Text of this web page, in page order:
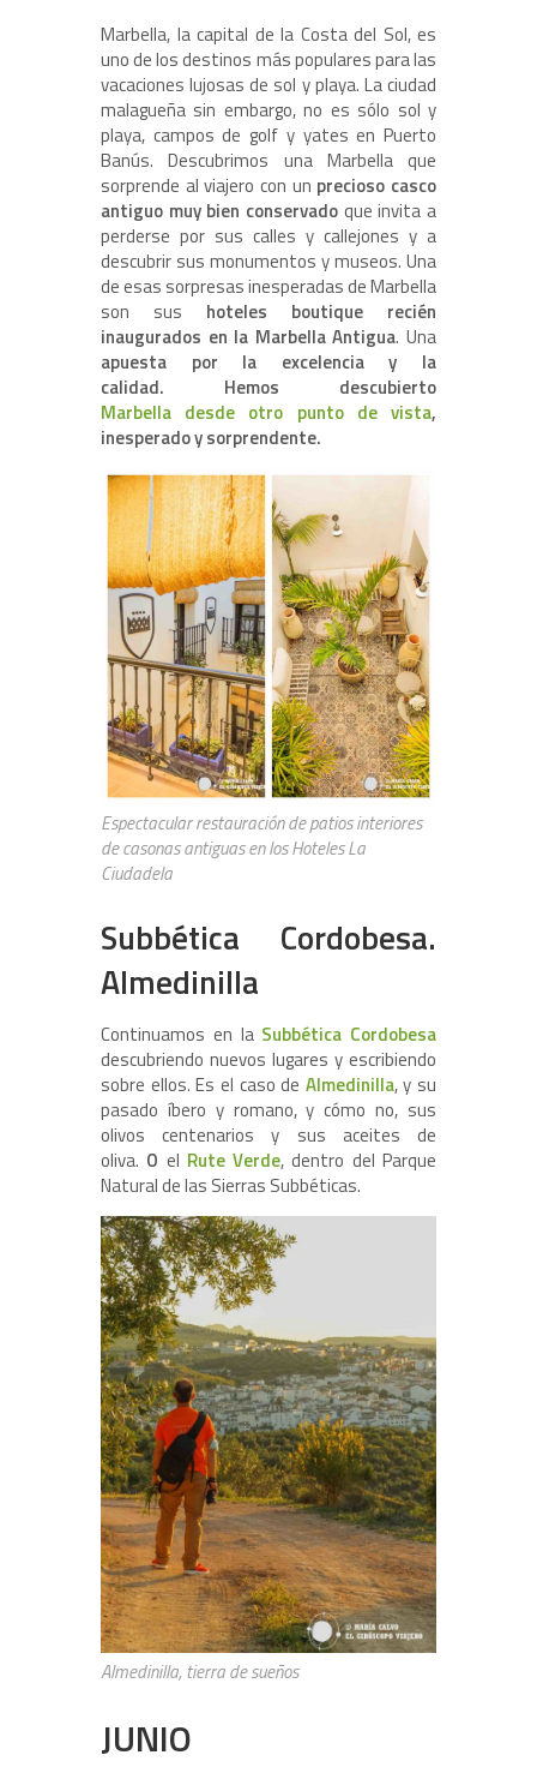
Marbella, la capital de la Costa del Sol, es
uno de los destinos más populares para las
vacaciones lujosas de sol y playa. La ciudad
malagueña sin embargo, no es sólo sol y
playa, campos de golf y yates en Puerto
Banús. Descubrimos una Marbella que
sorprende al viajero con un precioso casco
antiguo muy bien conservado que invita a
perderse por sus calles y callejones y a
descubrir sus monumentos y museos. Una
de esas sorpresas inesperadas de Marbella
son sus hoteles boutique recién
inaugurados en la Marbella Antigua. Una
apuesta por la excelencia y la
calidad. Hemos descubierto
Marbella desde otro punto de vista,
inesperado y sorprendente.
Espectacular restauración de patios interiores
de casonas antiguas en los Hoteles La
Ciudadela
Subbética Cordobesa.
Almedinilla
Continuamos en la Subbética Cordobesa
descubriendo nuevos lugares y escribiendo
sobre ellos. Es el caso de Almedinilla, y su
pasado íbero y romano, y cómo no, sus
olivos centenarios y sus aceites de
oliva. O el Rute Verde, dentro del Parque
Natural de las Sierras Subbéticas.
Almedinilla, tierra de sueños
JUNIO